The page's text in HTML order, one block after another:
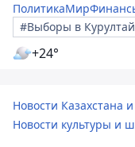
ПолитикаМир
#Выборы в Курултай
+24°
Новости Казахстана
Новости культуры и